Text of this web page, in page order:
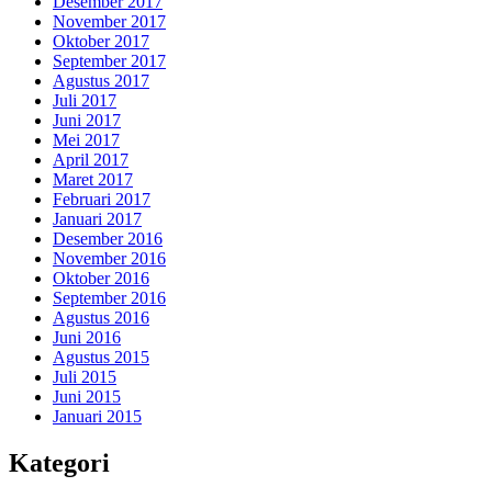
November 2017
Oktober 2017
September 2017
Agustus 2017
Juli 2017
Juni 2017
Mei 2017
April 2017
Maret 2017
Februari 2017
Januari 2017
Desember 2016
November 2016
Oktober 2016
September 2016
Agustus 2016
Juni 2016
Agustus 2015
Juli 2015
Juni 2015
Januari 2015
Kategori